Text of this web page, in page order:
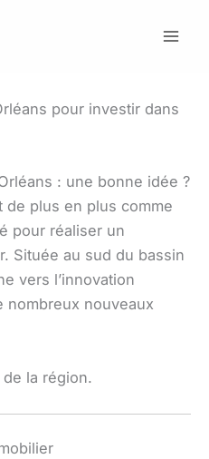
pour investir dans
: une bonne idée ?
de plus en plus comme
pour réaliser un
Située au sud du bassin
vers l’innovation
nombreux nouveaux
de la région.